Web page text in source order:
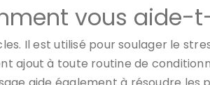
vous aide-
Il est utilisé pour soulager le
ajout à toute routine de